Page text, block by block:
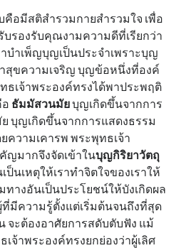
อมีสติสำรวมกายสำรวมใจ เพื่อ
บรองรับคุณงามความดีที่เรียกว่า
บำเพ็ญบุญเป็นประจำเพราะบุญ
สุขความเจริญ บุญข้อหนึ่งที่องค์
ธเจ้าพระองค์ทรงได้พาประพฤติ
ธัมมัสวนมัยบุญเกิดขึ้นจากการ
บุญเกิดขึ้นจากการแสดงธรรม
ยความเคารพ พระพุทธเจ้า
ญมากจึงจัดเข้าในบุญกิริยาวัตถุ
ป็นเหตุให้เราทำจิตใจของเราให้
างอันเป็นประโยชน์ให้บังเกิดผล
มีความรู้ตั้งแต่เริ่มต้นจนถึงที่สุด
ะต้องอาศัยการสดับตับฟัง แม้
จ้าพระองค์ทรงยกย่องว่าผู้เลิศ